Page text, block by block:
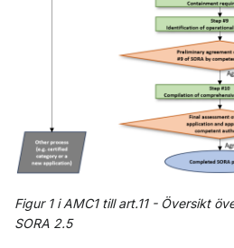
Figur 1 i AMC1 till art.11 - Översikt
SORA 2.5